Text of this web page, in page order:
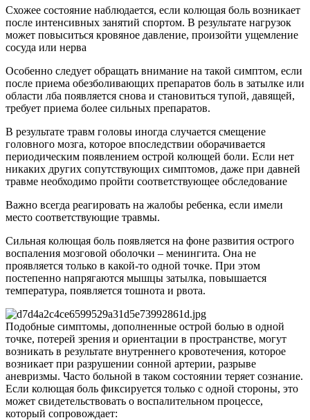
Схожее состояние наблюдается, если колющая боль возникает
после интенсивных занятий спортом. В результате нагрузок
может повыситься кровяное давление, произойти ущемление
сосуда или нерва
Особенно следует обращать внимание на такой симптом, если
после приема обезболивающих препаратов боль в затылке или
области лба появляется снова и становиться тупой, давящей,
требует приема более сильных препаратов.
В результате травм головы иногда случается смещение
головного мозга, которое впоследствии оборачивается
периодическим появлением острой колющей боли. Если нет
никаких других сопутствующих симптомов, даже при давней
травме необходимо пройти соответствующее обследование
Важно всегда реагировать на жалобы ребенка, если имели
место соответствующие травмы.
Сильная колющая боль появляется на фоне развития острого
воспаления мозговой оболочки – менингита. Она не
проявляется только в какой-то одной точке. При этом
постепенно напрягаются мышцы затылка, повышается
температура, появляется тошнота и рвота.
Подобные симптомы, дополненные острой болью в одной
точке, потерей зрения и ориентации в пространстве, могут
возникать в результате внутреннего кровотечения, которое
возникает при разрушении сонной артерии, разрыве
аневризмы. Часто больной в таком состоянии теряет сознание.
Если колющая боль фиксируется только с одной стороны, это
может свидетельствовать о воспалительном процессе,
который сопровождает: